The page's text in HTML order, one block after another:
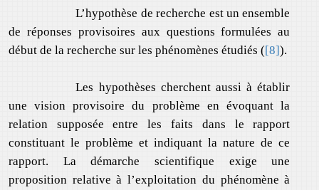
L’hypothèse de recherche est un ensemble
de réponses provisoires aux questions formulées au
début de la recherche sur les phénomènes étudiés ([8]).
Les hypothèses cherchent aussi à établir
une vision provisoire du problème en évoquant la
relation supposée entre les faits dans le rapport
constituant le problème et indiquant la nature de ce
rapport. La démarche scientifique exige une
proposition relative à l’exploitation du phénomène à